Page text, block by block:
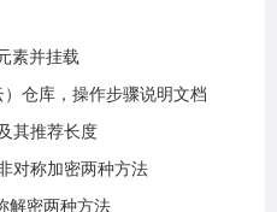
素并挂载
仓库，操作步骤说明文档
其推荐长度
对称加密两种方法
解密两种方法